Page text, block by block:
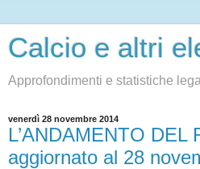
Calcio e altri
Approfondimenti e statistiche
venerdì 28 novembre 2014
L’ANDAMENTO DEL
aggiornato al 28